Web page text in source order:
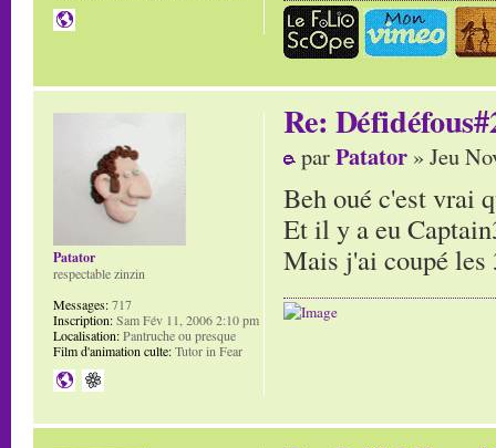
Re:
parPatator » Jeu
Beh oué c'est vrai
Et il y a eu
Mais j'ai coupé
Patator
respectable zinzin
Messages:717
Inscription:Sam Fév 11, 2006 2:10 pm
Localisation:Pantruche ou presque
Film d'animation culte:Tutor in Fear